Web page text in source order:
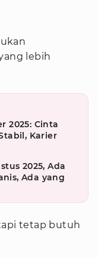
lebih
2025: Cinta
Karier
2025, Ada
Ada yang
tetap butuh